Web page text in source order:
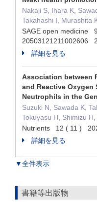
Nakaji S, Ihara K,
Takahashi I, Murashita
SAGE open medicine
20503121211002606
詳細を見る
Association between
and Reactive
Neutrophils in the
Suzuki N, Sawada K,
Tokuyasu H, Shimizu
Nutrients 12 ( 11 )
詳細を見る
▼全件表示
書籍等出版物